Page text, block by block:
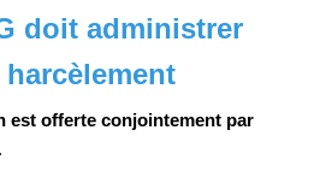
doit administrer
est offerte conjointement par
.